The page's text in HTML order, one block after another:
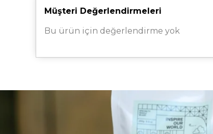
Müşteri Değerlendirmeleri
Bu ürün için değerlendirme yok